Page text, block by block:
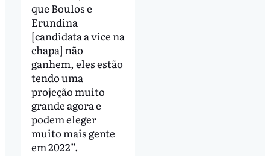
que Boulos e
Erundina
[candidata a vice na
chapa] não
ganhem, eles estão
tendo uma
projeção muito
grande agora e
podem eleger
muito mais gente
em 2022”.